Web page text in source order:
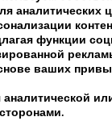
номере Deluxe
аналитических
функции
ваших